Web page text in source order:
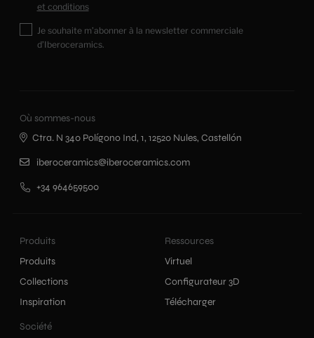
et conditions
Je souhaite m’abonner à la newsletter commerciale
d’Iberoceramics.
Produits
Produits
Collections
Inspiration
Ressources
Virtuel
Configurateur 3D
Télécharger
Société
Où sommes-nous
Ctra. N 340 Polígono Ind, 1, 12520 Nules, Castellón
iberoceramics@iberoceramics.com
+34 964659500